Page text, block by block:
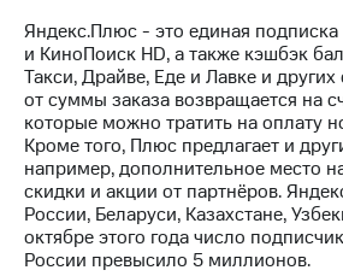
eSIM
Для дома
Выберите
и подключите
ТВ
с выгодным
тарифом
Тарифы
и
ТВ
Личный
кабинет
спутникового
ТВ
Скачать
приложение
Мой
МТС
Акции
Яндекс.Плюс - это единая
и КиноПоиск HD, а также кэшбэк
Такси, Драйве, Еде и Лавке и
от суммы заказа возвращается на
которые можно тратить на оплату
Кроме того, Плюс предлагает и
например, дополнительное место
скидки и акции от партнёров.
России, Беларуси, Казахстане,
октябре этого года число
России превысило 5 миллионов.